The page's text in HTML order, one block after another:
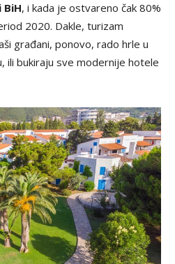
, i kada je ostvareno čak 80%
2020. Dakle, turizam
građani, ponovo, rado hrle u
ili bukiraju sve modernije hotele